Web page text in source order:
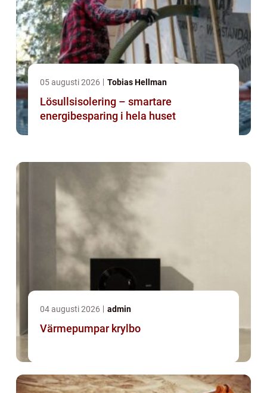
05 augusti 2026 Tobias Hellman
Lösullsisolering – smartare
energibesparing i hela huset
04 augusti 2026 admin
Värmepumpar krylbo